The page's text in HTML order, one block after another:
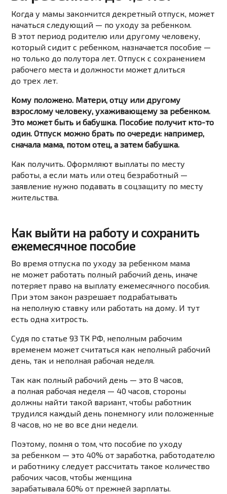
Когда у мамы закончится декретный отпуск, может
начаться следующий — по уходу за ребенком.
В этот период родителю или другому человеку,
который сидит с ребенком, назначается пособие —
но только до полутора лет. Отпуск с сохранением
рабочего места и должности может длиться
до трех лет.
Кому положено. Матери, отцу или другому
взрослому человеку, ухаживающему за ребенком.
Это может быть и бабушка. Пособие получит кто-то
один. Отпуск можно брать по очереди: например,
сначала мама, потом отец, а затем бабушка.
Как получить. Оформляют выплаты по месту
работы, а если мать или отец безработный —
заявление нужно подавать в соцзащиту по месту
жительства.
Как выйти на работу и сохранить
ежемесячное пособие
Во времяотпуска по уходу за ребенком мама
не может работать полный рабочий день, иначе
потеряет право на выплату ежемесячного пособия.
При этом закон разрешает подрабатывать
на неполную ставку или работать на дому. И тут
есть одна хитрость.
Судя по статье 93 ТК РФ, неполным рабочим
временем может считаться как неполный рабочий
день, так и неполная рабочая неделя.
Так как полный рабочий день — это 8 часов,
а полная рабочая неделя — 40 часов, стороны
должны найти такой вариант, чтобы работник
трудился каждый день понемногу или положенные
8 часов, но не во все дни недели.
Поэтому, помня о том, что пособие по уходу
за ребенком — это 40% от заработка, работодателю
и работнику следует рассчитать такое количество
рабочих часов, чтобы женщина
зарабатывала 60% от прежней зарплаты.